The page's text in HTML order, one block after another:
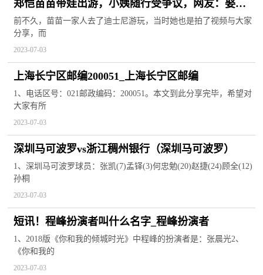
郑恺苗苗带娃出游，小姨随行受争议，网友：娶了
一家 焦点速递
前不久，苗苗一家人去了迪士尼游玩，当时她也是拍了视频与大家
分享，而
2023-07-03
上海长宁区邮编200051_上海长宁区邮编
1、电话区号：021邮政编码：200051。本文到此分享完毕，希望对
大家有所
2023-07-03
深圳马可波罗vs浙江稠州银行（深圳马可波罗）
1、深圳马可波罗球员：张凯(7)孟铎(3)何忠勉(20)赵捷(24)顾全(12)
孙桐
2023-07-03
短讯！程峰扮演者叫什么名字_程峰扮演者
1、2018版《你和我的倾城时光》中程峰的扮演者是：张晨光2、
《你和我的
2023-07-03